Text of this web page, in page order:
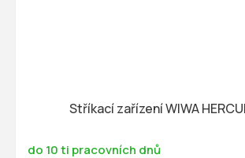
Stříkací zařízení WIWA
do 10 ti pracovních dnů